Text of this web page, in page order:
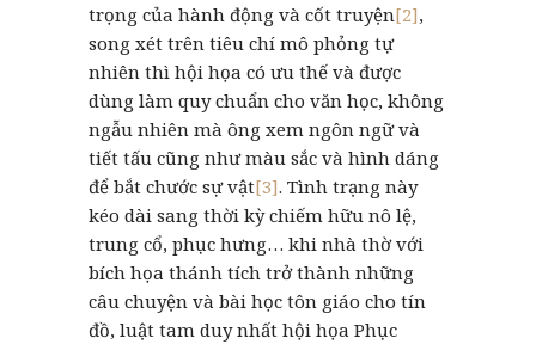
trọng của hành động và cốt truyện[2],
song xét trên tiêu chí mô phỏng tự
nhiên thì hội họa có ưu thế và được
dùng làm quy chuẩn cho văn học, không
ngẫu nhiên mà ông xem ngôn ngữ và
tiết tấu cũng như màu sắc và hình dáng
để bắt chước sự vật[3]. Tình trạng này
kéo dài sang thời kỳ chiếm hữu nô lệ,
trung cổ, phục hưng… khi nhà thờ với
bích họa thánh tích trở thành những
câu chuyện và bài học tôn giáo cho tín
đồ, luật tam duy nhất hội họa Phục